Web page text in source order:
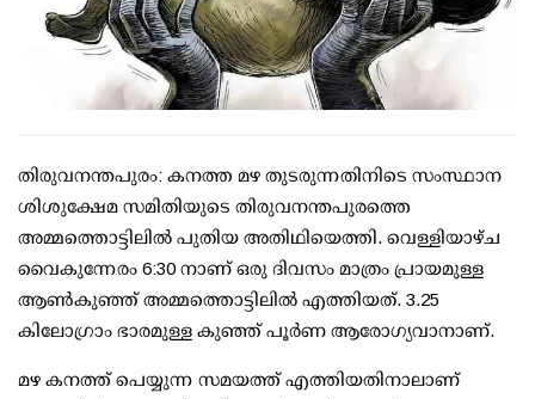
തിരുവനന്തപുരം: കനത്ത മഴ തുടരുന്നതിനിടെ സംസ്ഥാന
ശിശുക്ഷേമ സമിതിയുടെ തിരുവനന്തപുരത്തെ
അമ്മത്തൊട്ടിലില്‍ പുതിയ അതിഥിയെത്തി. വെള്ളിയാഴ്ച
വൈകുന്നേരം 6:30 നാണ് ഒരു ദിവസം മാത്രം പ്രായമുള്ള
ആണ്‍കുഞ്ഞ് അമ്മത്തൊട്ടിലില്‍ എത്തിയത്. 3.25
കിലോഗ്രാം ഭാരമുള്ള കുഞ്ഞ് പൂര്‍ണ ആരോഗ്യവാനാണ്.
മഴ കനത്ത് പെയ്യുന്ന സമയത്ത് എത്തിയതിനാലാണ്